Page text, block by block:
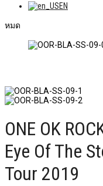
EN
หมด
ONE OK
Eye Of The
Tour 2019